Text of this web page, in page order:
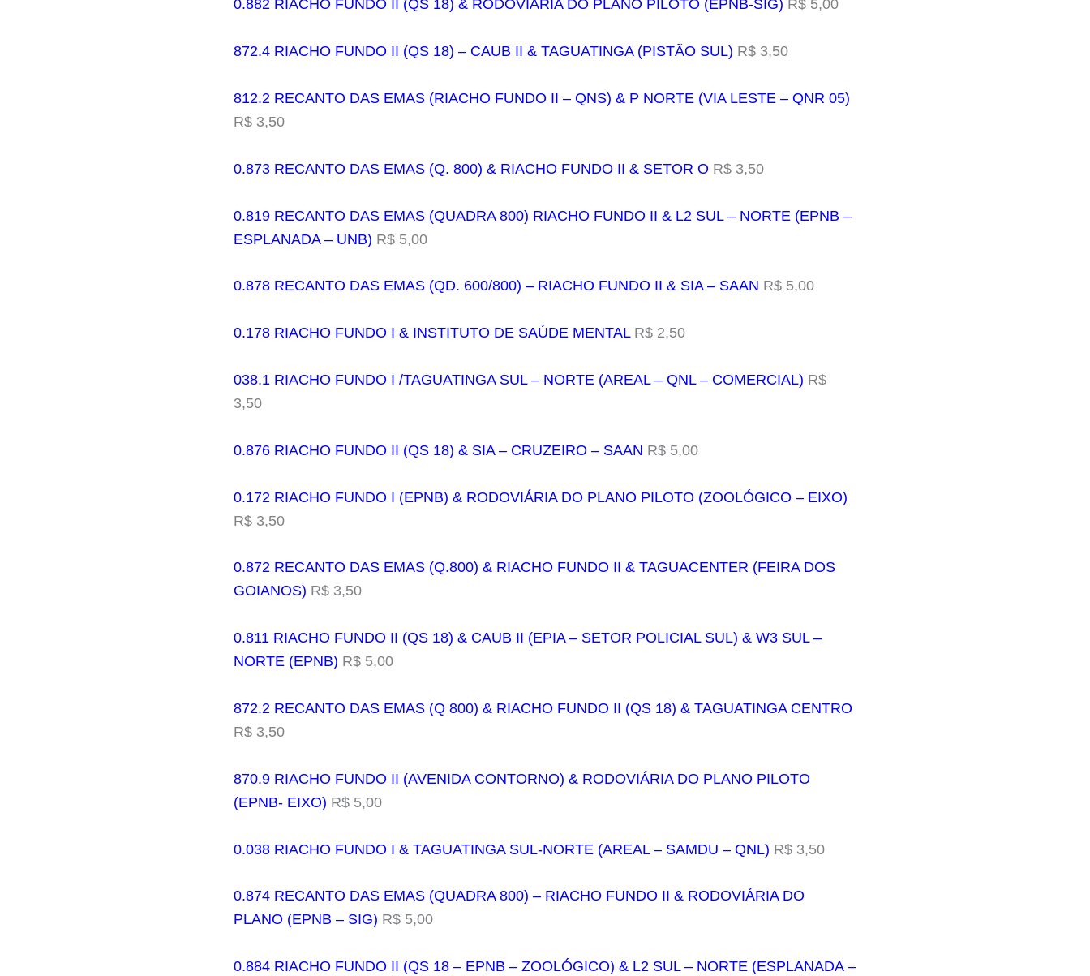
0.882 RIACHO FUNDO II (QS 18) & RODOVIÁRIA DO PLANO PILOTO (EPNB-SIG) R$ 5,00
872.4 RIACHO FUNDO II (QS 18) – CAUB II & TAGUATINGA (PISTÃO SUL) R$ 3,50
812.2 RECANTO DAS EMAS (RIACHO FUNDO II – QNS) & P NORTE (VIA LESTE – QNR 05)
R$ 3,50
0.873 RECANTO DAS EMAS (Q. 800) & RIACHO FUNDO II & SETOR O R$ 3,50
0.819 RECANTO DAS EMAS (QUADRA 800) RIACHO FUNDO II & L2 SUL – NORTE (EPNB –
ESPLANADA – UNB) R$ 5,00
0.878 RECANTO DAS EMAS (QD. 600/800) – RIACHO FUNDO II & SIA – SAAN R$ 5,00
0.178 RIACHO FUNDO I & INSTITUTO DE SAÚDE MENTALR$ 2,50
038.1 RIACHO FUNDO I /TAGUATINGA SUL – NORTE (AREAL – QNL – COMERCIAL) R$
3,50
0.876 RIACHO FUNDO II (QS 18) & SIA – CRUZEIRO – SAAN R$ 5,00
0.172 RIACHO FUNDO I (EPNB) & RODOVIÁRIA DO PLANO PILOTO (ZOOLÓGICO – EIXO)
R$ 3,50
0.872 RECANTO DAS EMAS (Q.800) & RIACHO FUNDO II & TAGUACENTER (FEIRA DOS
GOIANOS) R$ 3,50
0.811 RIACHO FUNDO II (QS 18) & CAUB II (EPIA – SETOR POLICIAL SUL) & W3 SUL –
NORTE (EPNB) R$ 5,00
872.2 RECANTO DAS EMAS (Q 800) & RIACHO FUNDO II (QS 18) & TAGUATINGA CENTRO
R$ 3,50
870.9 RIACHO FUNDO II (AVENIDA CONTORNO) & RODOVIÁRIA DO PLANO PILOTO
(EPNB- EIXO) R$ 5,00
0.038 RIACHO FUNDO I & TAGUATINGA SUL-NORTE (AREAL – SAMDU – QNL) R$ 3,50
0.874 RECANTO DAS EMAS (QUADRA 800) – RIACHO FUNDO II & RODOVIÁRIA DO
PLANO (EPNB – SIG) R$ 5,00
0.884 RIACHO FUNDO II (QS 18 – EPNB – ZOOLÓGICO) & L2 SUL – NORTE (ESPLANADA –